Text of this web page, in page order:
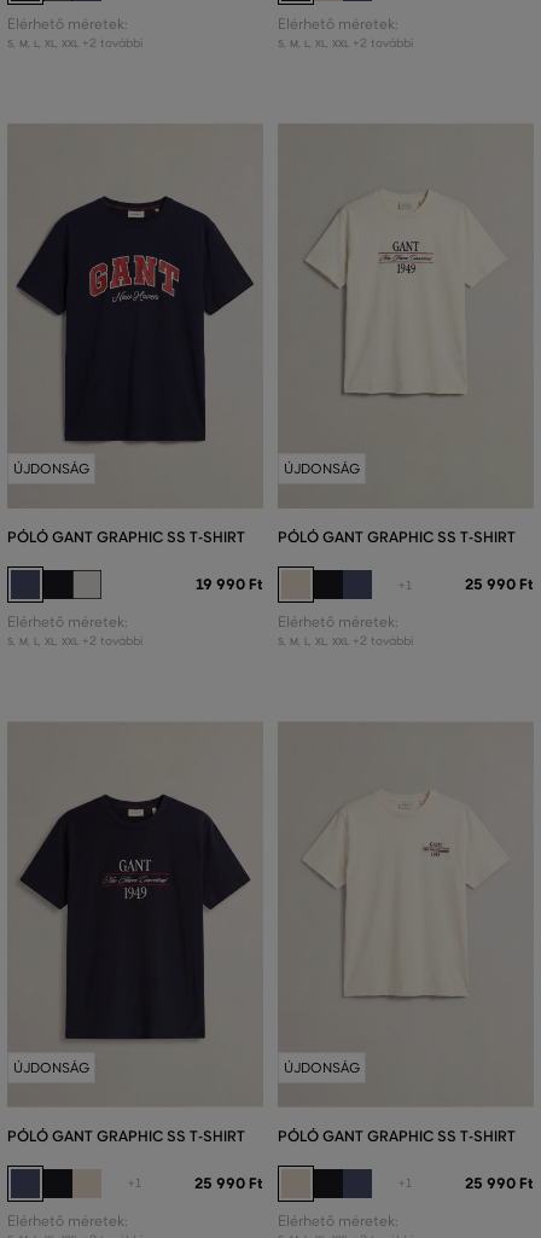
Elérhető méretek:
S, M L XL XXL +2 további
Elérhető méretek:
S, M L XL XXL +2 további
ÚJDONSÁG
PÓLÓ GANT GRAPHIC SS T-SHIRT
19 990 Ft
Elérhető méretek:
S, M L XL XXL +2 további
ÚJDONSÁG
PÓLÓ GANT GRAPHIC SS T-SHIRT
+1 25 990 Ft
Elérhető méretek:
S, M L XL XXL +2 további
ÚJDONSÁG
PÓLÓ GANT GRAPHIC SS T-SHIRT
+1 25 990 Ft
Elérhető méretek:
ÚJDONSÁG
PÓLÓ GANT GRAPHIC SS T-SHIRT
+1 25 990 Ft
Elérhető méretek: